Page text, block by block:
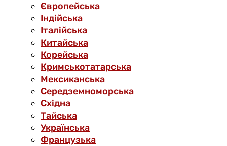
Європейська
Індійська
Італійська
Китайська
Корейська
Кримськотатарська
Мексиканська
Середземноморська
Східна
Тайська
Українська
Французька